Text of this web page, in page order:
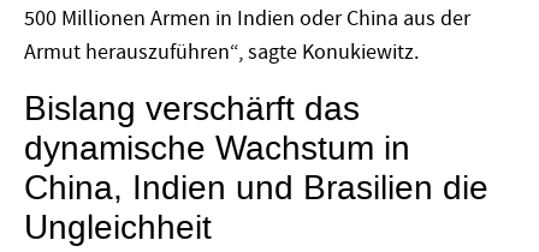
500 Millionen Armen in Indien oder China aus der
Armut herauszuführen“, sagte Konukiewitz.
Bislang verschärft das
dynamische Wachstum in
China, Indien und Brasilien die
Ungleichheit